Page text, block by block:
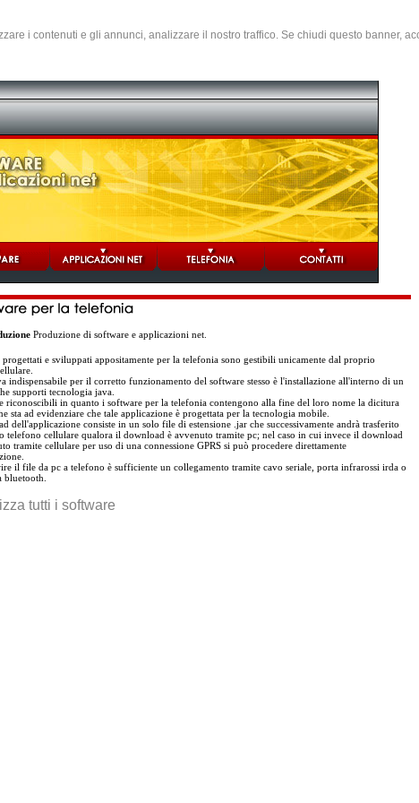
i contenuti e gli annunci, analizzare il nostro traffico. Se chiudi questo banner,
Produzione di software e applicazioni net.
e sviluppati appositamente per la telefonia sono gestibili unicamente dal proprio
indispensabile per il corretto funzionamento del software stesso è l'installazione all'interno di un
supporti tecnologia java.
riconoscibili in quanto i software per la telefonia contengono alla fine del loro nome la dicitura
sta ad evidenziare che tale applicazione è progettata per la tecnologia mobile.
dell'applicazione consiste in un solo file di estensione .jar che successivamente andrà trasferito
telefono cellulare qualora il download è avvenuto tramite pc; nel caso in cui invece il download
tramite cellulare per uso di una connessione GPRS si può procedere direttamente
il file da pc a telefono è sufficiente un collegamento tramite cavo seriale, porta infrarossi irda o
bluetooth.
tutti i software